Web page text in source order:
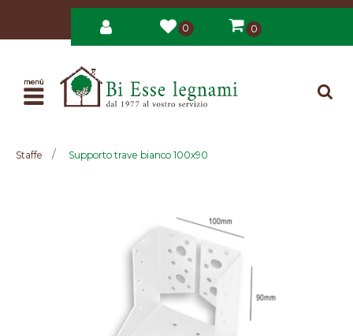
0 0
Open
Staffe Supporto trave bianco 100x90